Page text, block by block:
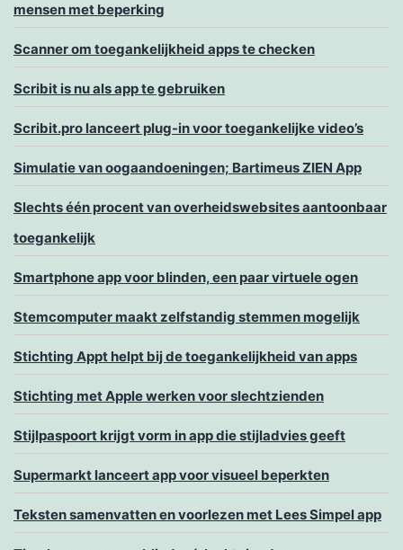
mensen met beperking
Scanner om toegankelijkheid apps te checken
Scribit is nu als app te gebruiken
Scribit.pro lanceert plug-in voor toegankelijke video’s
Simulatie van oogaandoeningen; Bartimeus ZIEN App
Slechts één procent van overheidswebsites aantoonbaar
toegankelijk
Smartphone app voor blinden, een paar virtuele ogen
Stemcomputer maakt zelfstandig stemmen mogelijk
Stichting Appt helpt bij de toegankelijkheid van apps
Stichting met Apple werken voor slechtzienden
Stijlpaspoort krijgt vorm in app die stijladvies geeft
Supermarkt lanceert app voor visueel beperkten
Teksten samenvatten en voorlezen met Lees Simpel app